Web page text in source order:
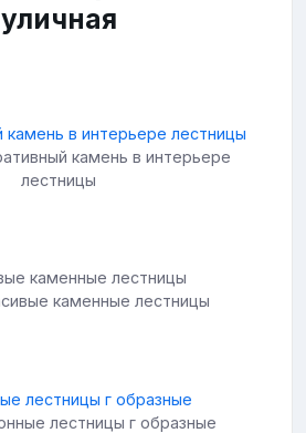
уличная
камень в интерьере
лестницы
каменные лестницы
лестницы г образные